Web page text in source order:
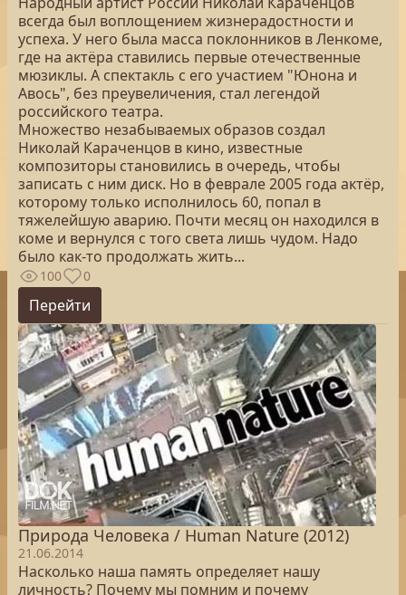
всегда был воплощением жизнерадостности и
успеха. У него была масса поклонников в Ленкоме,
где на актёра ставились первые отечественные
мюзиклы. А спектакль с его участием "Юнона и
Авось", без преувеличения, стал легендой
российского театра.
Множество незабываемых образов создал
Николай Караченцов в кино, известные
композиторы становились в очередь, чтобы
записать с ним диск. Но в феврале 2005 года актёр,
которому только исполнилось 60, попал в
тяжелейшую аварию. Почти месяц он находился в
коме и вернулся с того света лишь чудом. Надо
было как-то продолжать жить...
100 0
Перейти
Природа Человека / Human Nature (2012)
21.06.2014
Насколько наша память определяет нашу
личность? Почему мы помним и почему